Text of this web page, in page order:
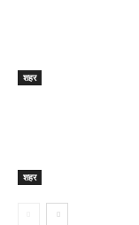
शहर
शहर